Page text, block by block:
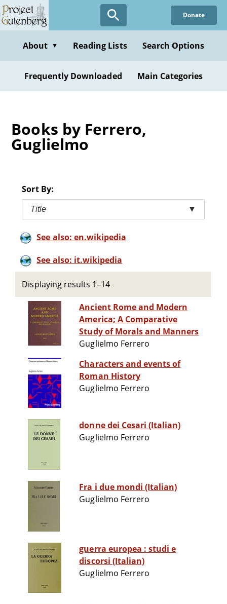
Skip
to
content
Donate
About ▼ Reading Lists Search Options
Frequently Downloaded Main Categories
Books by Ferrero,
Guglielmo
Sort By:
Title ▼
See also: en.wikipedia
See also: it.wikipedia
Displaying results 1–14
Ancient Rome and Modern
America; A Comparative
Study of Morals and Manners
Guglielmo Ferrero
Characters and events of
Roman History
Guglielmo Ferrero
donne dei Cesari (Italian)
Guglielmo Ferrero
Fra i due mondi (Italian)
Guglielmo Ferrero
guerra europea : studi e
discorsi (Italian)
Guglielmo Ferrero